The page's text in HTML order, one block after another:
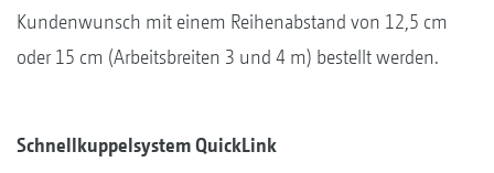
Kundenwunsch mit einem Reihenabstand von 12,5 cm
oder 15 cm (Arbeitsbreiten 3 und 4 m) bestellt werden.
Schnellkuppelsystem QuickLink